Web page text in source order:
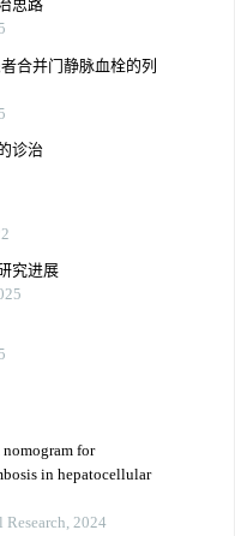
思路
合并门静脉血栓的列
诊治
究进展
for
in hepatocellular
2024